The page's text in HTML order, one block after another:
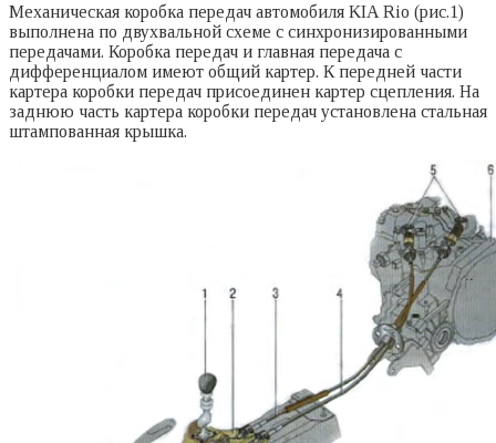
Механическая коробка передач автомобиля KIA Rio (рис.1)
выполнена по двухвальной схеме с синхронизированными
передачами. Коробка передач и главная передача с
дифференциалом имеют общий картер. К передней части
картера коробки передач присоединен картер сцепления. На
заднюю часть картера коробки передач установлена стальная
штампованная крышка.